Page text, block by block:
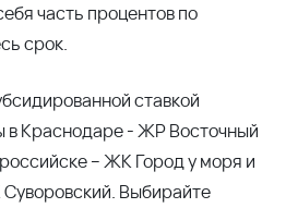
часть процентов по
срок.
ставкой
в Краснодаре - ЖР Восточный
– ЖК Город у моря и
Выбирайте